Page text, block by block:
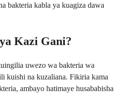
bakteria kabla ya kuagiza dawa
Kazi Gani?
uwezo wa bakteria wa
kuishi na kuzaliana. Fikiria kama
ambayo hatimaye husababisha